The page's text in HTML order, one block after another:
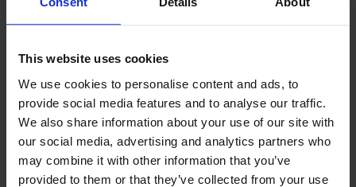
This website uses cookies
We use cookies to personalise content and ads, to
provide social media features and to analyse our traffic.
We also share information about your use of our site with
our social media, advertising and analytics partners who
may combine it with other information that you’ve
provided to them or that they’ve collected from your use